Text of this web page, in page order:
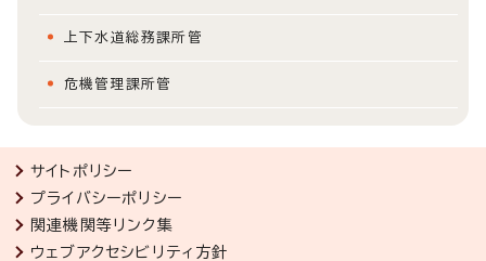
上下水道総務課所管
危機管理課所管
サイトポリシー
プライバシーポリシー
関連機関等リンク集
ウェブアクセシビリティ方針